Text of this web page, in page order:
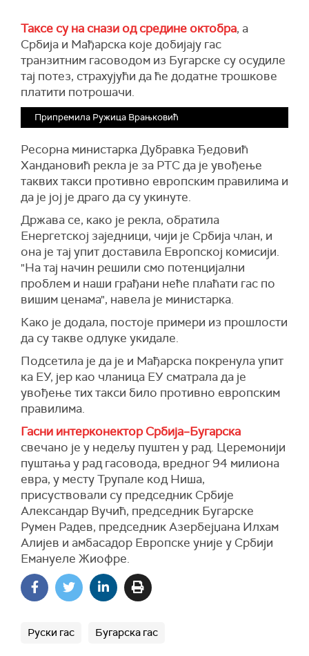
Таксе су на снази од средине октобра, а
Србија и Мађарска које добијају гас
транзитним гасоводом из Бугарске су осудиле
тај потез, страхујући да ће додатне трошкове
платити потрошачи.
Припремила Ружица Врањковић
Ресорна министарка Дубравка Ђедовић
Хандановић рекла је за РТС да је увођење
таквих такси противно европским правилима и
да је јој је драго да су укинуте.
Држава се, како је рекла, обратила
Енергетској заједници, чији је Србија члан, и
она је тај упит доставила Европској комисији.
"На тај начин решили смо потенцијални
проблем и наши грађани неће плаћати гас по
вишим ценама", навела је министарка.
Како је додала, постоје примери из прошлости
да су такве одлуке укидале.
Подсетила је да је и Мађарска покренула упит
ка ЕУ, јер као чланица ЕУ сматрала да је
увођење тих такси било противно европским
правилима.
Гасни интерконектор Србија–Бугарска
свечано је у недељу пуштен у рад. Церемонији
пуштања у рад гасовода, вредног 94 милиона
евра, у месту Трупале код Ниша,
присуствовали су председник Србије
Александар Вучић, председник Бугарске
Румен Радев, председник Азербејџана Илхам
Алијев и амбасадор Европске уније у Србији
Емануеле Жиофре.
Руски гас Бугарска гас